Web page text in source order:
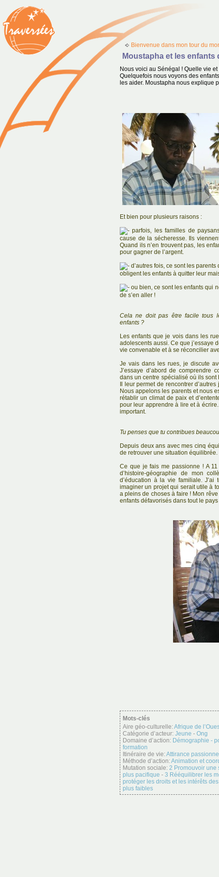
Bienvenue dans mon tour du
Moustapha et les enfants
Nous voici au Sénégal ! Quelle vie
Quelquefois nous voyons des
les aider. Moustapha nous explique
Et bien pour plusieurs raisons :
parfois, les familles de
cause de la sécheresse. Ils
Quand ils n’en trouvent pas, les
pour gagner de l’argent.
d’autres fois, ce sont les
obligent les enfants à quitter leur
ou bien, ce sont les enfants qui
de s’en aller !
Cela ne doit pas être facile tous
enfants ?
Les enfants que je vois dans les
adolescents aussi. Ce que j’essaye
vie convenable et à se réconcilier
Je vais dans les rues, je discute
J’essaye d’abord de comprendre
dans un centre spécialisé où ils sont
Il leur permet de rencontrer
Nous appelons les parents et nous
rétablir un climat de paix et
pour leur apprendre à lire et à
important.
Tu penses que tu contribues
Depuis deux ans avec mes cinq
de retrouver une situation équilibrée.
Ce que je fais me passionne ! A
d’histoire-géographie de mon
d’éducation à la vie familiale.
imaginer un projet qui serait utile à
a pleins de choses à faire ! Mon
enfants défavorisés dans tout le
Mots-clés
Aire géo-culturelle:Afrique de
Catégorie d’acteur: Jeune - Ong
Domaine d’action: Démographie -
formation
Itinéraire de vie:Attirance
Méthode d’action:Animation et
Mutation sociale: 2 Promouvoir une
plus pacifique - 3 Rééquilibrer les
protéger les droits et les intérêts
plus faibles